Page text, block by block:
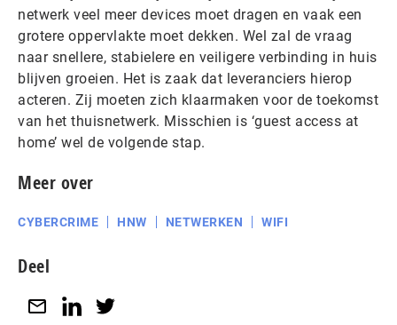
netwerk veel meer devices moet dragen en vaak een
grotere oppervlakte moet dekken. Wel zal de vraag
naar snellere, stabielere en veiligere verbinding in huis
blijven groeien. Het is zaak dat leveranciers hierop
acteren. Zij moeten zich klaarmaken voor de toekomst
van het thuisnetwerk. Misschien is ‘guest access at
home’ wel de volgende stap.
Meer over
CYBERCRIME HNW NETWERKEN WIFI
Deel